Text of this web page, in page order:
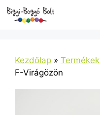
Kilépés
Kezdőlap » Termékek
F-Virágözön